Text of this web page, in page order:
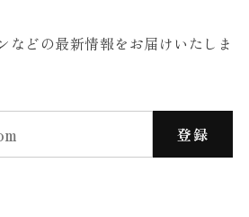
などの最新情報をお届けいたしま
登録